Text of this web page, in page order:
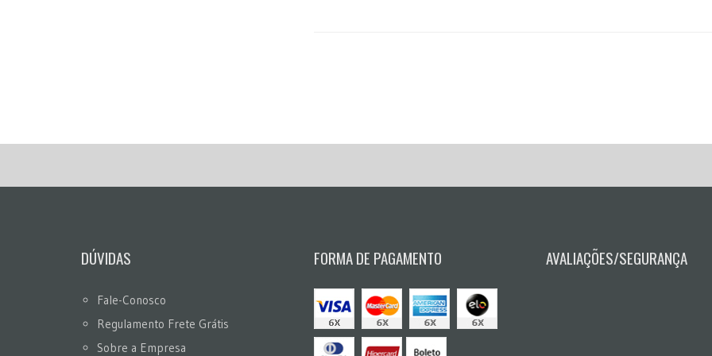
DÚVIDAS
Fale-Conosco
Regulamento Frete Grátis
Sobre a Empresa
FORMA DE PAGAMENTO AVALIAÇÕES/SEGURANÇA